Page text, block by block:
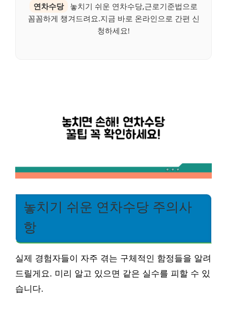
연차수당
놓치기 쉬운 연차수당,근로기준법으로
꼼꼼하게 챙겨드려요.지금 바로 온라인으로 간편 신
청하세요!
놓치기 쉬운 연차수당 주의사
항
실제 경험자들이 자주 겪는 구체적인 함정들을 알려
드릴게요. 미리 알고 있으면 같은 실수를 피할 수 있
습니다.